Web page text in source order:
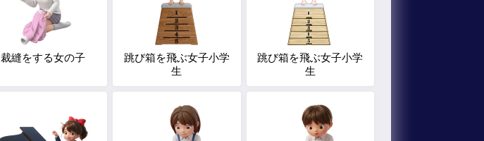
裁縫をする女の子
跳び箱を飛ぶ女子小学
生
跳び箱を飛ぶ女子小学
生